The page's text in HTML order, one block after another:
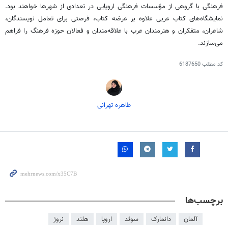
فرهنگی با گروهی از مؤسسات فرهنگی اروپایی در تعدادی از شهرها خواهند بود.
نمایشگاه‌های کتاب عربی علاوه بر عرضه کتاب‌، فرصتی برای تعامل نویسندگان،
شاعران، متفکران و هنرمندان عرب با علاقه‌مندان و فعالان حوزه فرهنگ را فراهم
می‌سازند.
کد مطلب6187650
طاهره تهرانی
برچسب‌ها
آلمان دانمارک سوئد اروپا هلند
نروژ